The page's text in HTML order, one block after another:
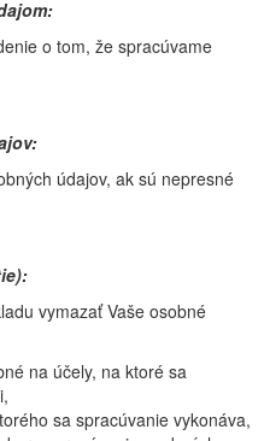
o tom, že spracúvame
údajov, ak sú nepresné
vymazať Vaše osobné
na účely, na ktoré sa
sa spracúvanie vykonáva,